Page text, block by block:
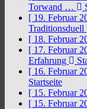
Torwand …
[ 19. Februar
Traditionsduell
[ 18. Februar
[ 17. Februar
Erfahrung
[ 16. Februar
Startseite
[ 15. Februar
[ 15. Februar